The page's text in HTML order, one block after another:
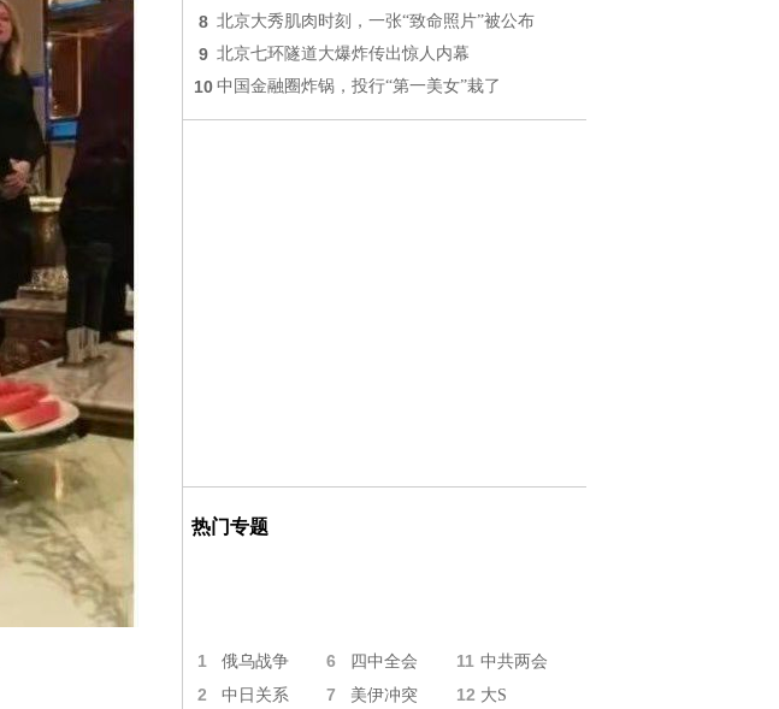
8 北京大秀肌肉时刻，一张“致命照片”被公布
9 北京七环隧道大爆炸传出惊人内幕
10 中国金融圈炸锅，投行“第一美女”栽了
热门专题
1 俄乌战争 6 四中全会 11 中共两会
2 中日关系 7 美伊冲突 12 大S